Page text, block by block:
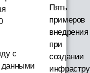
с
Пять
примеров
внедрения
при
создании